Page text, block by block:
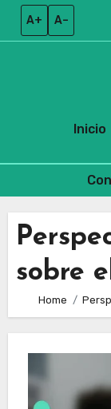
A+ A–
Inicio
sobre
Home